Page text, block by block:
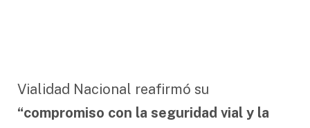
Vialidad Nacional reafirmó su
“compromiso con la seguridad vial y la